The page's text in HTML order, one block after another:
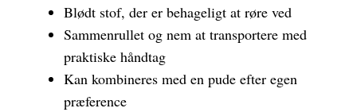
Blødt stof, der er behageligt at røre ved
Sammenrullet og nem at transportere med
praktiske håndtag
Kan kombineres med en pude efter egen
præference